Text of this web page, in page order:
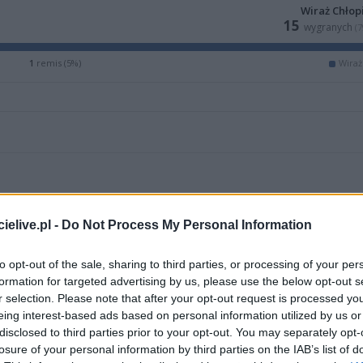
- Do Not Process My Personal Information
opt-out of the sale, sharing to third parties, or processing of your
for targeted advertising by us, please use the below opt-out
selection. Please note that after your opt-out request is processed
interest-based ads based on personal information utilized by us
to third parties prior to your opt-out. You may separately
of your personal information by third parties on the IAB’s list of
Wiraż
15 wygranych
1 remis (5%)
ZOBACZ WIĘCEJ (15)